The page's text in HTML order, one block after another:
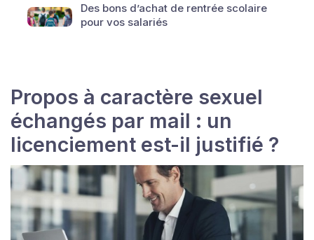
Des bons d’achat de rentrée scolaire
pour vos salariés
Propos à caractère sexuel
échangés par mail : un
licenciement est-il justifié ?